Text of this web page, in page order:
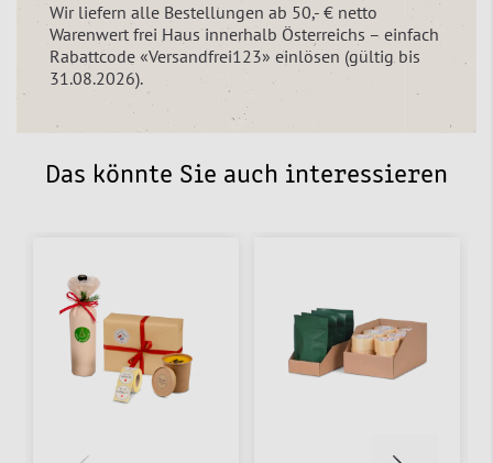
Wir liefern alle Bestellungen ab 50,- € netto
Warenwert frei Haus innerhalb Österreichs – einfach
Rabattcode «Versandfrei123» einlösen (gültig bis
31.08.2026).
Das könnte Sie auch interessieren